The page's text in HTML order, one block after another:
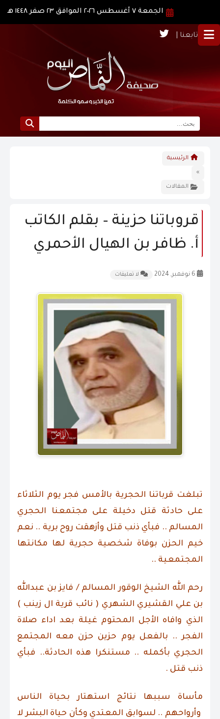
الجمعة ٧ أغسطس ٢٠٢٦ الموافق ٢٣ صفر ١٤٤٨ هـ
تابعنا |
نبذة عن النماص
الرؤية و الرسالة
الاخبار
المقالات
الشكاوى و الاقتراحات
إتصل بنا
الرئيسية
»
المقالات
قروباتنا حزينة – بقلم الكاتب
أ. ظافر بن الهيال الأحمري
لا تعليقات
تبلغت قرباتنا الحجرية بالأمس فجر يوم الثلاثاء
على حادثة قتل دخيلة على مجتمعنا الحجري
المسالم .. فبأي ذنب قتل وأزهقت روح برية .. نعم
خيم الحزن بوفاة شخصية حجرية لها مكانتها
المجتمعية ..
رحم الله الشيخ الوقور المسالم / فايز بن عبدالله
بن علي القشيري الشهري ( نائب قرية ال زينب )
الذي وافاه الأجل المحتوم غيلة بعد اداء صلاة
الفجر .. بالفعل يوم حزين حزن معه المجتمع
الحجري بأكمله .. مستنكرا هذه الحادثة.. فبأي
ذنب قتل .
مأساة سببها نتائج استهتار بحياة الناس
وأرواحهم .. لسوابق المعتدي وكأن حياة البشر لا